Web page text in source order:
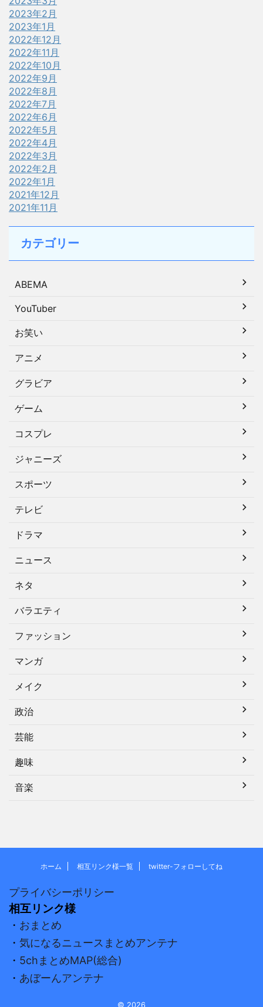
2023年2月
2023年1月
2022年12月
2022年11月
2022年10月
2022年9月
2022年8月
2022年7月
2022年6月
2022年5月
2022年4月
2022年3月
2022年2月
2022年1月
2021年12月
2021年11月
カテゴリー
ABEMA
YouTuber
お笑い
アニメ
グラビア
ゲーム
コスプレ
ジャニーズ
スポーツ
テレビ
ドラマ
ニュース
ネタ
バラエティ
ファッション
マンガ
メイク
政治
芸能
趣味
音楽
ホーム 相互リンク様一覧 twitter-フォローしてね
プライバシーポリシー
相互リンク様
・ おまとめ
・ 気になるニュースまとめアンテナ
・ 5chまとめMAP(総合)
・ あぼーんアンテナ
© 2026